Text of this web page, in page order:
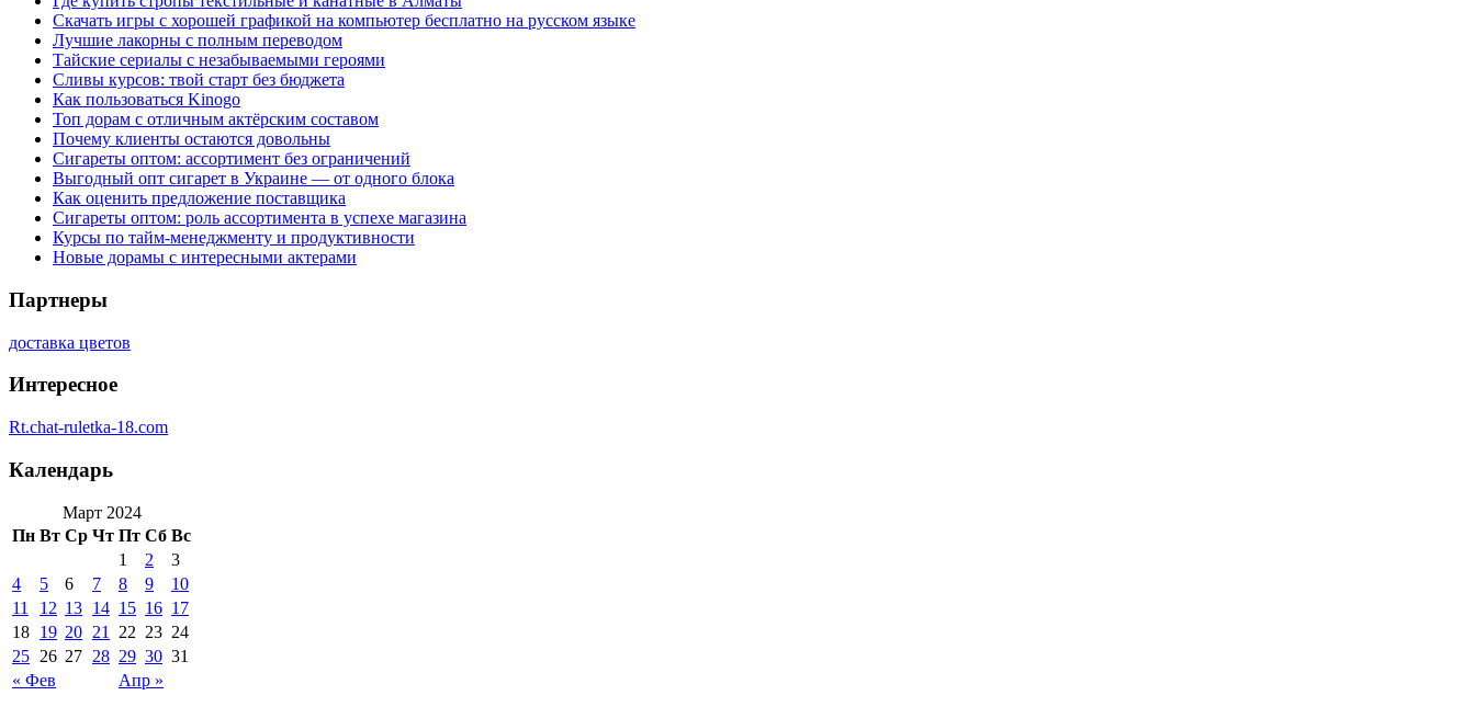
Скачать игры с хорошей графикой на компьютер бесплатно на русском языке
Лучшие лакорны с полным переводом
Тайские сериалы с незабываемыми героями
Сливы курсов: твой старт без бюджета
Как пользоваться Kinogo
Топ дорам с отличным актёрским составом
Почему клиенты остаются довольны
Сигареты оптом: ассортимент без ограничений
Выгодный опт сигарет в Украине — от одного блока
Как оценить предложение поставщика
Сигареты оптом: роль ассортимента в успехе магазина
Курсы по тайм-менеджменту и продуктивности
Новые дорамы с интересными актерами
Партнеры
доставка цветов
Интересное
Rt.chat-ruletka-18.com
Календарь
Март 2024
Пн Вт Ср Чт Пт Сб Вс
« Фев Апр »
1 2
3
4
5 6 7 8 9
10
11
12 13 14 15 16 17
18 19 20 21 22 23 24
25 26 27 28 29 30 31